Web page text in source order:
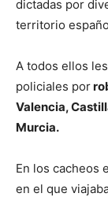
dictadas por
territorio
A todos ellos
policiales por
Valencia,
Murcia.
En los cacheos
en el que